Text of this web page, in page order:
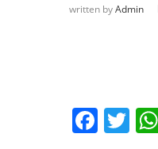
written byAdmin